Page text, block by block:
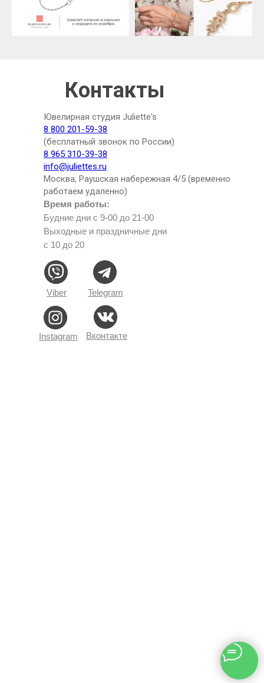
Время работы:
Будние дни с 9-00 до 21-00
Выходные и праздничные дни
с 10 до 20
Telegram
Viber
Instagram
Ювелирная студия Juliette's
8 800 201-59-38
(бесплатный звонок по России)
8 965 310-39-38
info@juliettes.ru
Москва, Раушская набережная 4/5 (временно
работаем удаленно)
Контакты
Вконтакте